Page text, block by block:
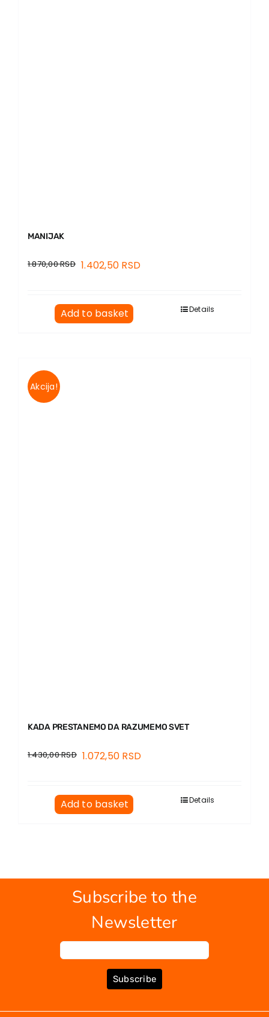
MANIJAK
1.870,00RSD 1.402,50 RSD
Add to basket Details
Akcija!
KADA PRESTANEMO DA RAZUMEMO SVET
1.430,00RSD 1.072,50 RSD
Add to basket Details
Subscribe to the
Newsletter
Subscribe